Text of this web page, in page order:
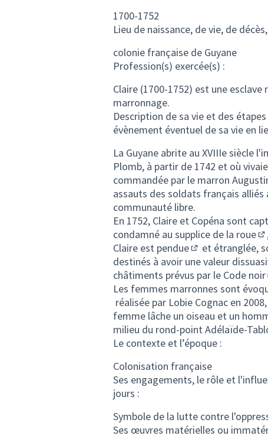
1700-1752
Lieu de naissance, de vie, de
colonie française de Guyane
Profession(s) exercée(s) :
Claire (1700-1752) est une
marronnage.
Description de sa vie et des
évènement éventuel de sa vie en
La Guyane abrite au XVIIIe siècle
Plomb, à partir de 1742 et où
commandée par le marron
assauts des soldats français
communauté libre.
En 1752, Claire et Copéna sont
condamné au supplice de la roue
Claire est pendue
(Lien externe)
et étranglée,
destinés à avoir une valeur
châtiments prévus par le Code noir
Les femmes marronnes sont
réalisée par Lobie Cognac en
femme lâche un oiseau et un
milieu du rond-point Adélaïde-
Le contexte et l’époque :
Colonisation française
Ses engagements, le rôle et
jours :
Symbole de la lutte contre
Ses œuvres matérielles ou